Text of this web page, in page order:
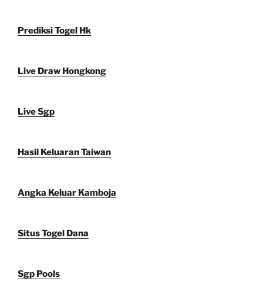
Prediksi Togel Hk
Live Draw Hongkong
Live Sgp
Hasil Keluaran Taiwan
Angka Keluar Kamboja
Situs Togel Dana
Sgp Pools